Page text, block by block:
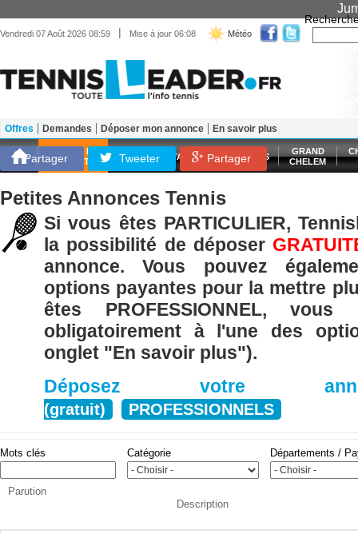
Vendredi 07 Août 2026 08:59 | Mise à jour 06:08 Météo
Matériel Entraînement
SCORES EN
DIRECT
ATP WTA LES FRANÇAIS
GRAND
CHELEM
Offres Demandes Déposer mon annonce En savoir plus
Partager Tweeter Partager
Petites Annonces Tennis
Si vous êtes PARTICULIER,
la possibilité de déposer
annonce. Vous pouvez
options payantes pour la mettre
êtes PROFESSIONNEL, vous
obligatoirement à l'une des
onglet "En savoir plus").
Déposez votre
(gratuit) PROFESSIONNELS
Mots clés Catégorie Départements /
Parution
Description